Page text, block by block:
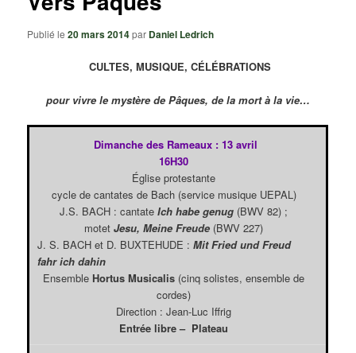
Publié le20 mars 2014par Daniel Ledrich
CULTES, MUSIQUE, CÉLÉBRATIONS
pour vivre le mystère de Pâques, de la mort à la vie…
Dimanche des Rameaux : 13 avril
16H30
Église protestante
cycle de cantates de Bach (service musique UEPAL)
J.S. BACH : cantateIch habe genug (BWV 82) ;
motetJesu, Meine Freude (BWV 227)
J. S. BACH et D. BUXTEHUDE :Mit Fried und Freud
fahr ich dahin
Ensemble Hortus Musicalis (cinq solistes, ensemble de
cordes)
Direction : Jean-Luc Iffrig
Entrée libre – Plateau